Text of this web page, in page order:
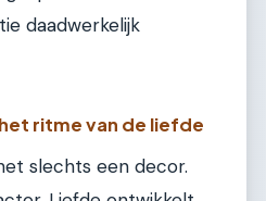
daadwerkelijk
ritme van de liefde
slechts een decor.